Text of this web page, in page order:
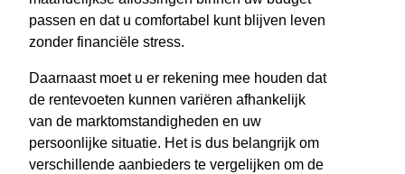
passen en dat u comfortabel kunt blijven leven
zonder financiële stress.
Daarnaast moet u er rekening mee houden dat
de rentevoeten kunnen variëren afhankelijk
van de marktomstandigheden en uw
persoonlijke situatie. Het is dus belangrijk om
verschillende aanbieders te vergelijken om de